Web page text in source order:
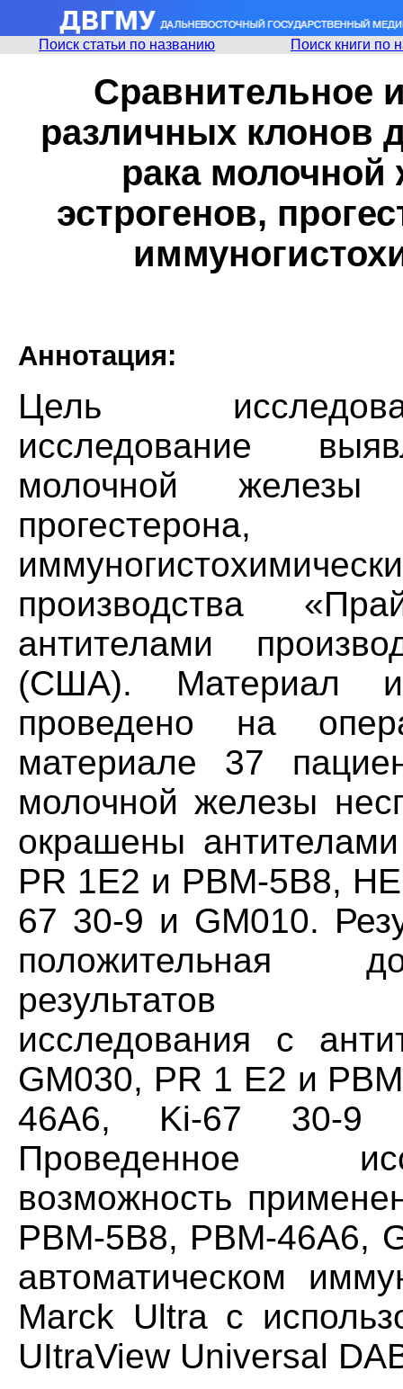
Поиск статьи по названию Поиск книги по
Сравнительное
различных клонов
рака молочной
эстрогенов,
Аннотация:
Цель
исследование
молочной железы
производства
антителами
(США). Материал и
проведено на
материале 37
молочной железы
окрашены
PR 1E2 и PBM-5B8,
67 30-9 и GM010.
положительная
результатов
исследования с
GM030, PR 1 E2 и
46A6, Ki-67 30-9
Проведенное
возможность
PBM-5B8, PBM-46A6,
автоматическом
Marck Ultra с
UItraView Universal